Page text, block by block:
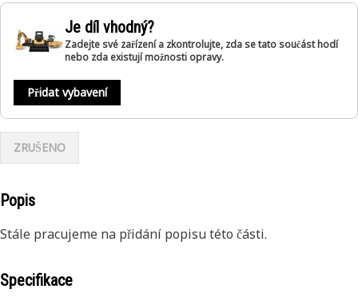
Je díl vhodný?
Zadejte své zařízení a zkontrolujte, zda se tato součást hodí
nebo zda existují možnosti opravy.
Přidat vybavení
ZRUŠENO
Popis
Stále pracujeme na přidání popisu této části.
Specifikace